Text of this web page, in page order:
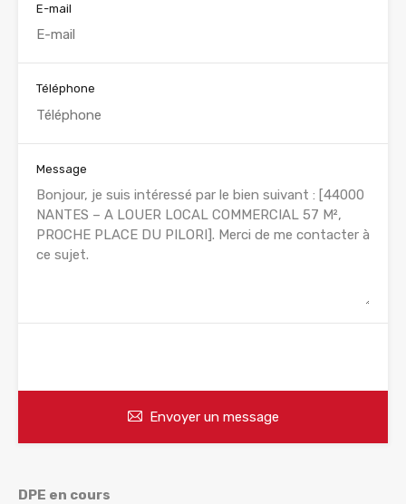
E-mail
Téléphone
Message
Envoyer un message
DPE en cours